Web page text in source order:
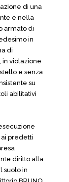
di una
e nella
armato di
in
di
in violazione
e senza
su
abilitativi
predetti
diritto alla
suolo in